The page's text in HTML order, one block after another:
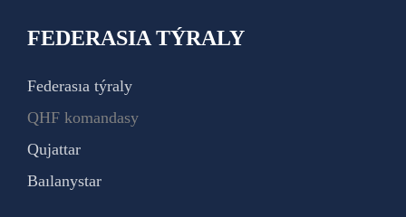
FEDERASIA TÝRALY
Federasıa týraly
QHF komandasy
Qujattar
Baılanystar